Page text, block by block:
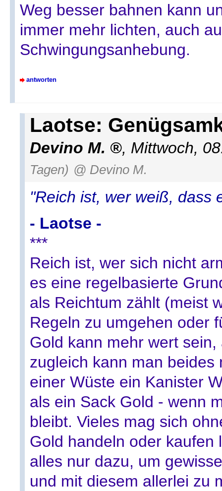
Weg besser bahnen kann
immer mehr lichten, auch
Schwingungsanhebung.
antworten
Laotse:
Devino M. , Mittwoch,
Tagen) @ Devino M.
"Reich ist, wer weiß, dass
- Laotse -
***
Reich ist, wer sich nicht
es eine regelbasierte
als Reichtum zählt (meist
Regeln zu umgehen oder
Gold kann mehr wert
zugleich kann man beides
einer Wüste ein Kanister
als ein Sack Gold - wenn
bleibt. Vieles mag sich
Gold handeln oder kaufen
alles nur dazu, um
und mit diesem allerlei zu